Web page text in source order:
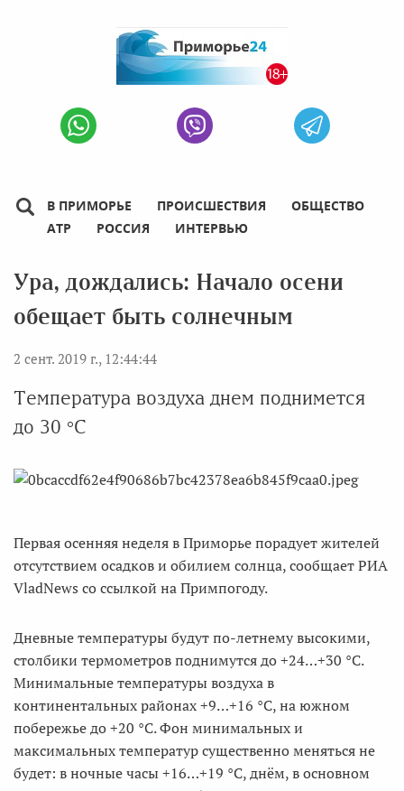
В ПРИМОРЬЕ ПРОИСШЕСТВИЯ
ОБЩЕСТВО
АТР
РОССИЯ ИНТЕРВЬЮ
Ура, дождались: Начало осени
обещает быть солнечным
2 сент. 2019 г., 12:44:44
Температура воздуха днем поднимется
до 30 °C
Первая осенняя неделя в Приморье порадует жителей
отсутствием осадков и обилием солнца, сообщает РИА
VladNews со ссылкой на Примпогоду.
Дневные температуры будут по-летнему высокими,
столбики термометров поднимутся до +24…+30 °C.
Минимальные температуры воздуха в
континентальных районах +9…+16 °C, на южном
побережье до +20 °C. Фон минимальных и
максимальных температур существенно меняться не
будет: в ночные часы +16…+19 °C, днём, в основном